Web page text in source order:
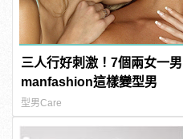
三人行好刺激！7個兩女一
manfashion這樣變型男
型男Care